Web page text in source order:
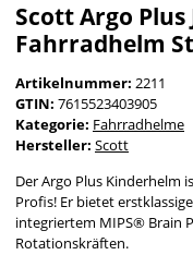
Scott Argo
Fahrradhelm
Artikelnummer: 2211
GTIN: 7615523403905
Kategorie: Fahrradhelme
Hersteller: Scott
Der Argo Plus Kinderhelm
Profis! Er bietet
integriertem MIPS® Brain
Rotationskräften.